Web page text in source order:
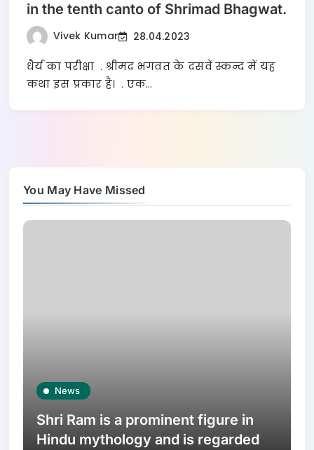
in the tenth canto of Shrimad Bhagwat.
Vivek Kumar 28.04.2023
धैर्य का परीक्षा . श्रीमद भगवत के दसवें स्कन्द में यह
कथा इस प्रकार है। . एक…
You May Have Missed
News
Shri Ram is a prominent figure in
Hindu mythology and is regarded